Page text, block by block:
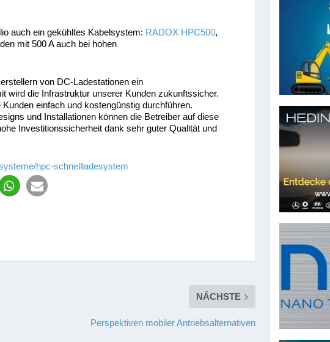
auch ein gekühltes Kabelsystem: RADOX HPC500,
mit 500 A auch bei hohen
von DC-Ladestationen ein
wird die Infrastruktur unserer Kunden zukunftssicher.
einfach und kostengünstig durchführen.
und Installationen können die Betreiber auf diese
Investitionssicherheit dank sehr guter Qualität und
hpc-schnellladesystem
NÄCHSTE
Perspektiven mobiler Antriebsalternativen